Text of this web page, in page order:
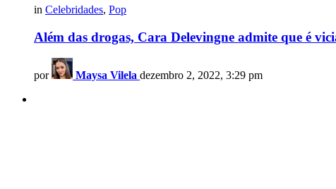
in Celebridades, Pop
Além das drogas, Cara Delevingne admite que é
por Maysa Vilela dezembro 2, 2022, 3:29 pm